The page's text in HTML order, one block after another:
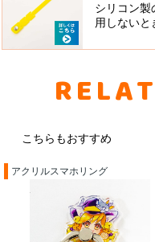
シリコン製
用しないと
こちらもおすすめ
アクリルスマホリング